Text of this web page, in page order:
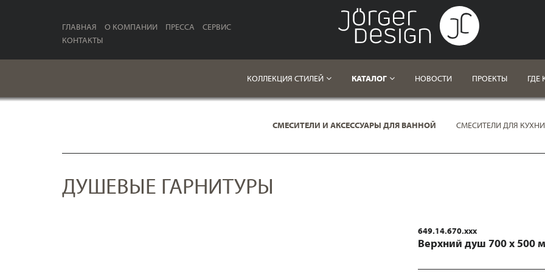
ГЛАВНАЯ О КОМПАНИИ ПРЕССА
СЕРВИС
КОНТАКТЫ
КОЛЛЕКЦИЯ СТИЛЕЙ КАТАЛОГ НОВОСТИ ПРОЕКТЫ ГДЕ
СМЕСИТЕЛИ И АКСЕССУАРЫ ДЛЯ ВАННОЙ СМЕСИТЕЛИ ДЛЯ КУХНИ
ДУШЕВЫЕ ГАРНИТУРЫ
649.14.670.xxx
Верхний душ 700 х 500